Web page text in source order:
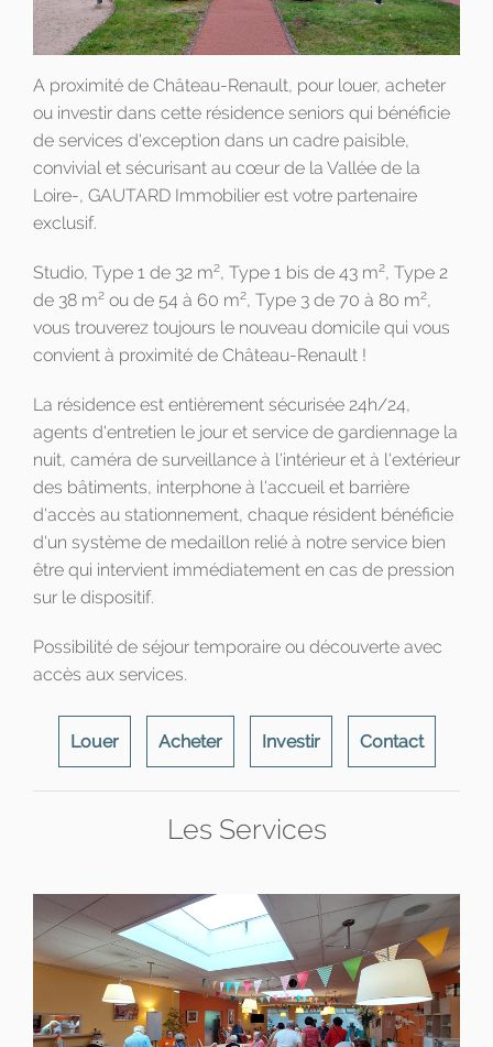
A proximité de Château-Renault, pour louer, acheter
ou investir dans cette résidence seniors qui bénéficie
de services d'exception dans un cadre paisible,
convivial et sécurisant au cœur de la Vallée de la
Loire-, GAUTARD Immobilier est votre partenaire
exclusif.
Studio, Type 1 de 32 m2, Type 1 bis de 43 m2, Type 2
de 38 m2 ou de 54 à 60 m2, Type 3 de 70 à 80 m2,
vous trouverez toujours le nouveau domicile qui vous
convient à proximité de Château-Renault !
La résidence est entièrement sécurisée 24h/24,
agents d'entretien le jour et service de gardiennage la
nuit, caméra de surveillance à l'intérieur et à l'extérieur
des bâtiments, interphone à l'accueil et barrière
d'accès au stationnement, chaque résident bénéficie
d'un système de medaillon relié à notre service bien
être qui intervient immédiatement en cas de pression
sur le dispositif.
Possibilité de séjour temporaire ou découverte avec
accès aux services.
Louer Acheter Investir Contact
Les Services